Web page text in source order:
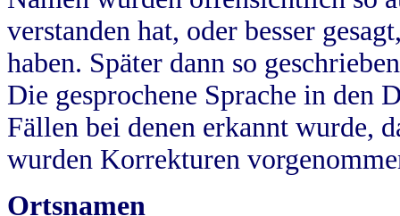
verstanden hat, oder besser
haben. Später dann so
Die gesprochene Sprache in
Fällen bei denen erkannt wurde,
wurden Korrekturen
Ortsnamen